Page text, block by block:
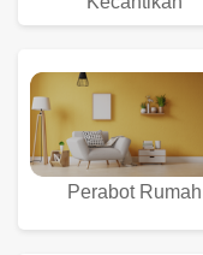
Perabot Rumah